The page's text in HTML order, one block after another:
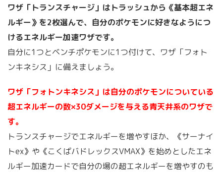
ワザ「トランスチャージ」はトラッシュから《基本超エネ
ルギー》を2枚選んで、自分のポケモンに好きなようにつ
けるエネルギー加速ワザです。
自分に1つとベンチポケモンに1つ付けて、ワザ「フォト
ンキネシス」に備えましょう。
ワザ「フォトンキネシス」は自分のポケモンについている
超エネルギーの数×30ダメージを与える青天井系のワザで
す。
トランスチャージでエネルギーを増やすほか、《サーナイ
トex》や《こくばバドレックスVMAX》を始めとしたエネ
ルギー加速カードで自分の場の超エネルギーを増やすのも